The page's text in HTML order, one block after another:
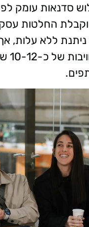
סדנאות עומק
וקבלת החלטות
ללא עלות,